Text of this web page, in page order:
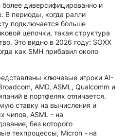
более диверсифицированно и
В периоды, когда ралли
подключается больше
цепочки, такая структура
Это видно в 2026 году: SOXX
как SMH прибавил около
ключевые игроки AI-
AMD, ASML, Qualcomm и
в портфелях отличается.
ставку на вычисления и
чипов, ASML - на
без которого
техпроцессы, Micron - на